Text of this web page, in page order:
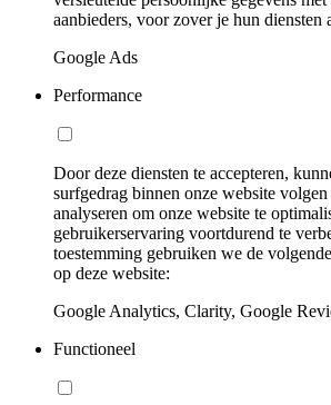
aanbieders, voor zover je hun diensten
Google Ads
Performance
Door deze diensten te accepteren,
surfgedrag binnen onze website
analyseren om onze website te
gebruikerservaring voortdurend te
toestemming gebruiken we de
op deze website:
Google Analytics, Clarity, Google
Functioneel